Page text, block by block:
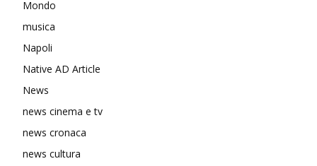
Mondo
musica
Napoli
Native AD Article
News
news cinema e tv
news cronaca
news cultura